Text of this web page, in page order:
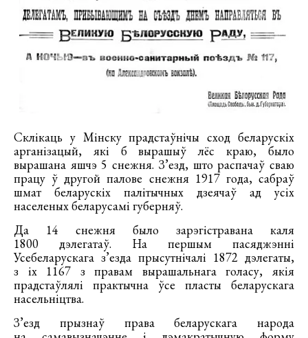
Склікаць у Мінску прадстаўнічы сход беларускіх
арганізацый, які б вырашыў лёс краю, было
вырашана яшчэ 5 снежня. З’езд, што распачаў сваю
працу ў другой палове снежня 1917 года, сабраў
шмат беларускіх палітычных дзеячаў ад усіх
населеных беларусамі губерняў.
Да 14 снежня было зарэгістравана каля
1800 дэлегатаў. На першым пасяджэнні
Усебеларускага з’езда прысутнічалі 1872 дэлегаты,
з іх 1167 з правам вырашальнага голасу, якія
прадстаўлялі практычна ўсе пласты беларускага
насельніцтва.
З’езд прызнаў права беларускага народа